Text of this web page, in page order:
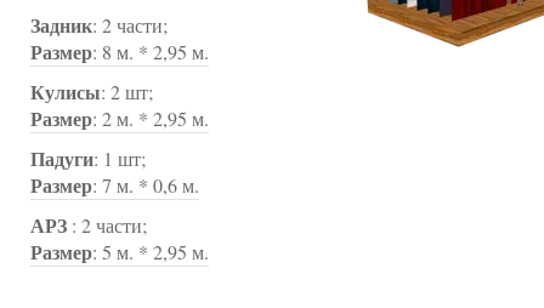
Задник: 2 части;
Размер: 8 м. * 2,95 м.
Кулисы: 2 шт;
Размер: 2 м. * 2,95 м.
Падуги: 1 шт;
Размер: 7 м. * 0,6 м.
АРЗ : 2 части;
Размер: 5 м. * 2,95 м.